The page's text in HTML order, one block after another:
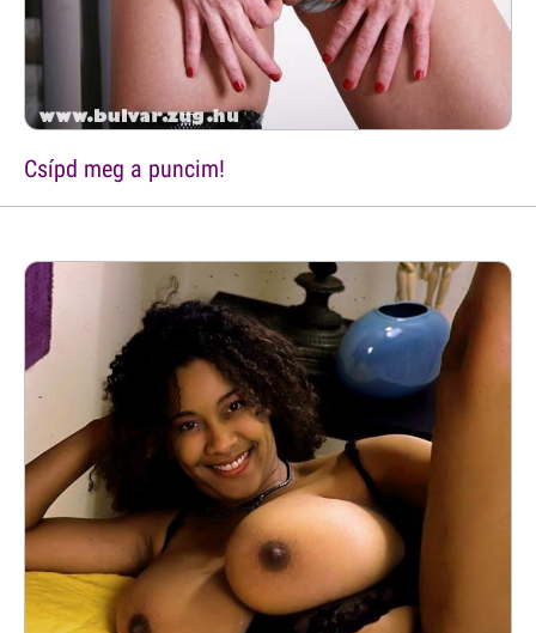
Csípd meg a puncim!